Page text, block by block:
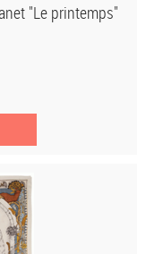
"Le printemps"